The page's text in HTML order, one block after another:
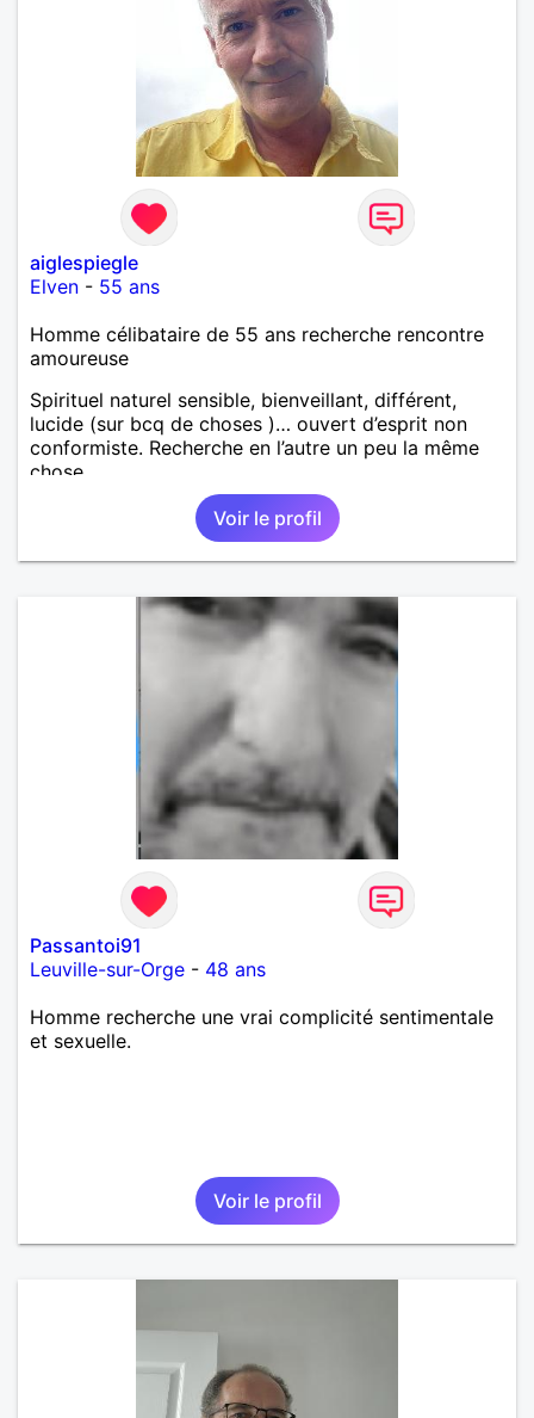
aiglespiegle
Elven - 55 ans
Homme célibataire de 55 ans recherche rencontre
amoureuse
Spirituel naturel sensible, bienveillant, différent,
lucide (sur bcq de choses )… ouvert d’esprit non
conformiste. Recherche en l’autre un peu la même
chose…
Voir le profil
Passantoi91
Leuville-sur-Orge - 48 ans
Homme recherche une vrai complicité sentimentale
et sexuelle.
Voir le profil